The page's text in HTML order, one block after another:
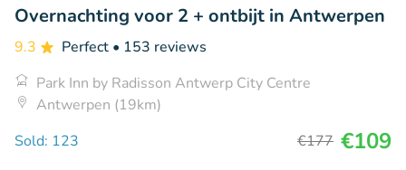
Overnachting voor 2 + ontbijt in Antwerpen
9.3 Perfect • 153 reviews
Park Inn by Radisson Antwerp City Centre
Antwerpen (19km)
Sold: 123
€177 €109